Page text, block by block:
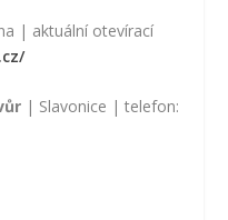
| aktuální otevírací
| Slavonice | telefon: